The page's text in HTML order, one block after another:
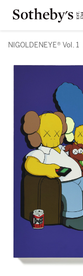
NIGOLDENEYE® Vol. 1